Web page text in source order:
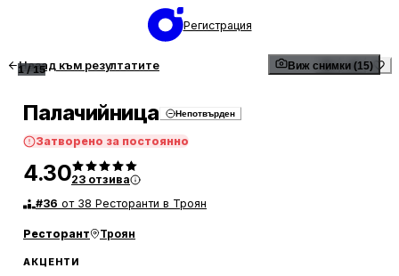
Регистрация
Назад към резултатите
1/15 Виж снимки (15)
Палачийница Непотвърден
Затворено за постоянно
4.3023 отзива
#36 от 38 Ресторанти в Троян
Ресторант Троян
АКЦЕНТИ